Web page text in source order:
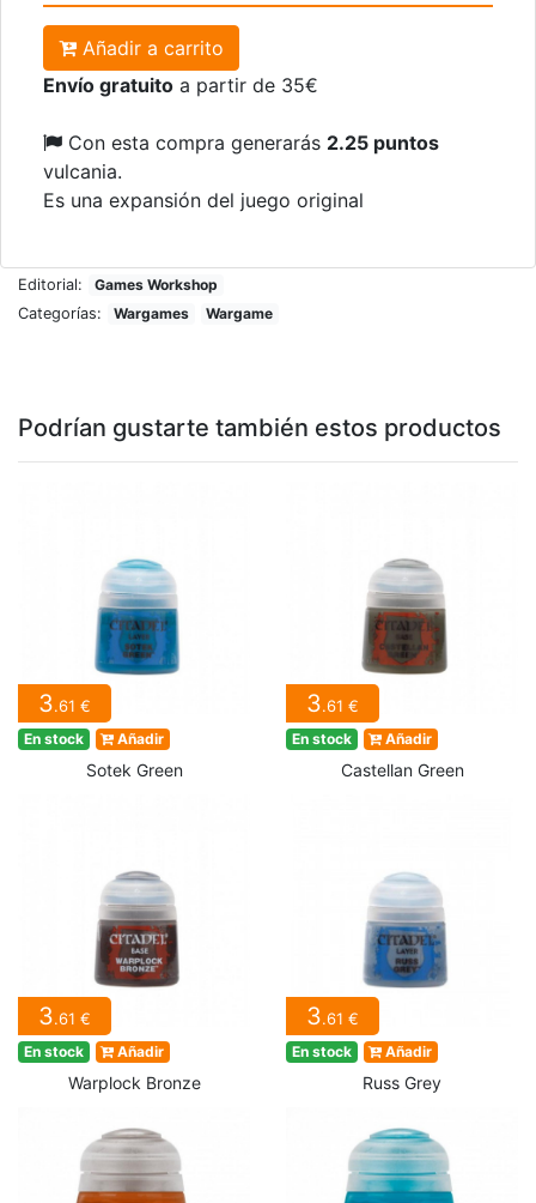
Añadir a carrito
Envío gratuito a partir de 35€
Con esta compra generarás 2.25 puntos
vulcania.
Es una expansión del juego original
Editorial:
Games Workshop
Categorías:
Wargames Wargame
Podrían gustarte también estos productos
3.61 €
En stock Añadir
Sotek Green
3.61 €
En stock Añadir
Castellan Green
3.61 €
En stock Añadir
Warplock Bronze
3.61 €
En stock Añadir
Russ Grey